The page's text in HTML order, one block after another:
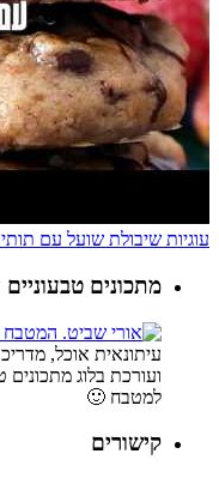
עוגיות שיבולת שועל עם
מתכונים טבעוניים
עיתונאית אוכל,
ועורכת בלוג
למטבח 🙂
קישורים